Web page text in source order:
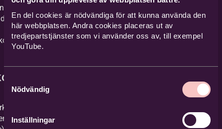
En del cookies är nödvändiga för att kunna använda den
här webbplatsen. Andra cookies placeras ut av
tredjepartstjänster som vi använder oss av, till exempel
YouTube.
Samtyckesval
Nödvändig
Inställningar
kan nås
ger er